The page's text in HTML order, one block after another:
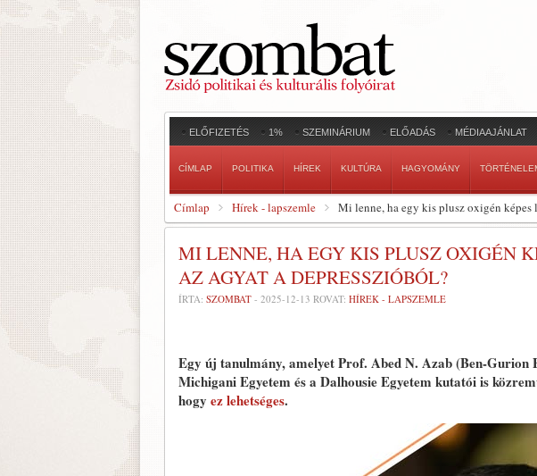
ELŐFIZETÉS 1% SZEMINÁRIUM ELŐADÁS MÉDIAAJÁNLAT
CÍMLAP POLITIKA HÍREK KULTÚRA HAGYOMÁNY
Címlap Hírek - lapszemle Mi lenne, ha egy kis plusz oxigén
MI LENNE, HA EGY KIS PLUSZ OXIGÉN
AZ AGYAT A DEPRESSZIÓBÓL?
ÍRTA: SZOMBAT - 2025-12-13 ROVAT: HÍREK - LAPSZEMLE
Egy új tanulmány, amelyet Prof. Abed N. Azab (Ben-Gurion
Michigani Egyetem és a Dalhousie Egyetem kutatói is
hogy ez lehetséges.